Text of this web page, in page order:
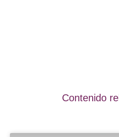
Contenido